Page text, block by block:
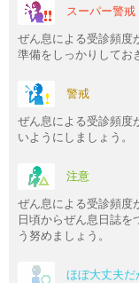
スーパー警戒
ぜん息による受診頻度
準備をしっかりしてお
警戒
ぜん息による受診頻度
いようにしましょう。
注意
ぜん息による受診頻度
日頃からぜん息日誌を
う努めましょう。
ほぼ大丈夫だ